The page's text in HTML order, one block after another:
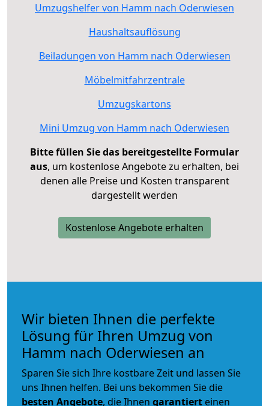
Umzugshelfer von Hamm nach Oderwiesen
Haushaltsauflösung
Beiladungen von Hamm nach Oderwiesen
Möbelmitfahrzentrale
Umzugskartons
Mini Umzug von Hamm nach Oderwiesen
Bitte füllen Sie das bereitgestellte Formular
aus, um kostenlose Angebote zu erhalten, bei
denen alle Preise und Kosten transparent
dargestellt werden
Kostenlose Angebote erhalten
Wir bieten Ihnen die perfekte
Lösung für Ihren Umzug von
Hamm nach Oderwiesen an
Sparen Sie sich Ihre kostbare Zeit und lassen Sie
uns Ihnen helfen. Bei uns bekommen Sie die
besten Angebote, die Ihnen garantiert einen